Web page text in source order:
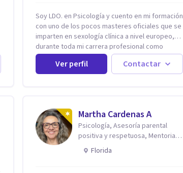
Soy LDO. en Psicología y cuento en mi formación
con uno de los pocos masteres oficiales que se
imparten en sexología clínica a nivel europeo,
durante toda mi carrera profesional como
psicólogo-sexólogo he estado enfocado en la
terapia sexual desde una perspectiva
multidisciplinar BIO-PSICO-SOCIAL ya que
otros factores la terapia puede no funcionar al
tener una visión demasiado simplista,
excluyendo de antemano otros factores que
pueden influir. Mi intención es ayudar para
conseguir una mejora global de tu sexualidad,
Ver perfil Contactar
Martha Cardenas A
Psicología, Asesoría parental
positiva y respetuosa, Mentoria
reconexión contigo
Florida